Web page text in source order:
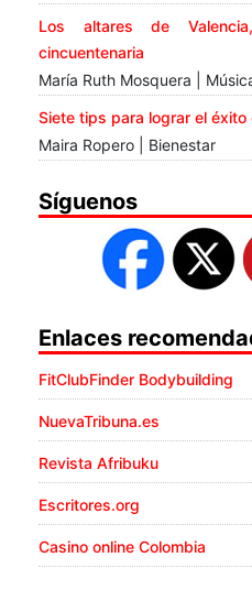
Los altares de
cincuentenaria
María Ruth Mosquera |
Siete tips para lograr el éxito
Maira Ropero | Bienestar
Síguenos
Enlaces
FitClubFinder Bodybuilding
NuevaTribuna.es
Revista Afribuku
Escritores.org
Casino online Colombia